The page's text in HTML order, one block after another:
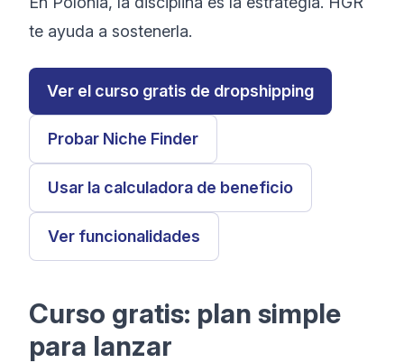
te ayuda a sostenerla.
Ver el curso gratis de dropshipping
Probar Niche Finder
Usar la calculadora de beneficio
Ver funcionalidades
Curso gratis: plan simple
para lanzar